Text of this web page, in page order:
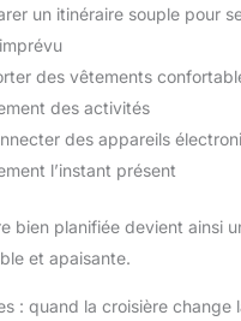
un itinéraire souple pour
des vêtements
des activités
des appareils
l’instant présent
bien planifiée devient ainsi
et apaisante.
: quand la croisière change